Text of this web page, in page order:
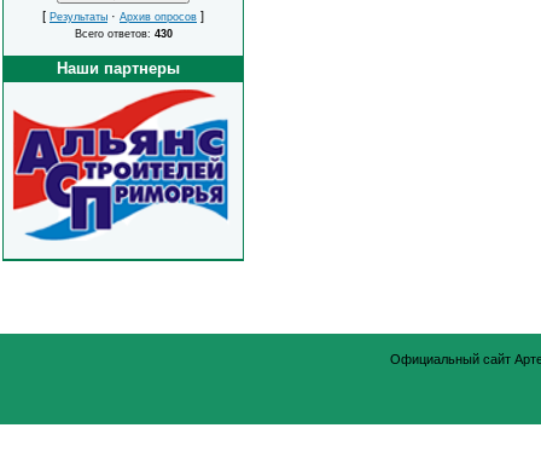
[ Результаты · Архив опросов ]
Всего ответов: 430
Наши партнеры
Официальный сайт